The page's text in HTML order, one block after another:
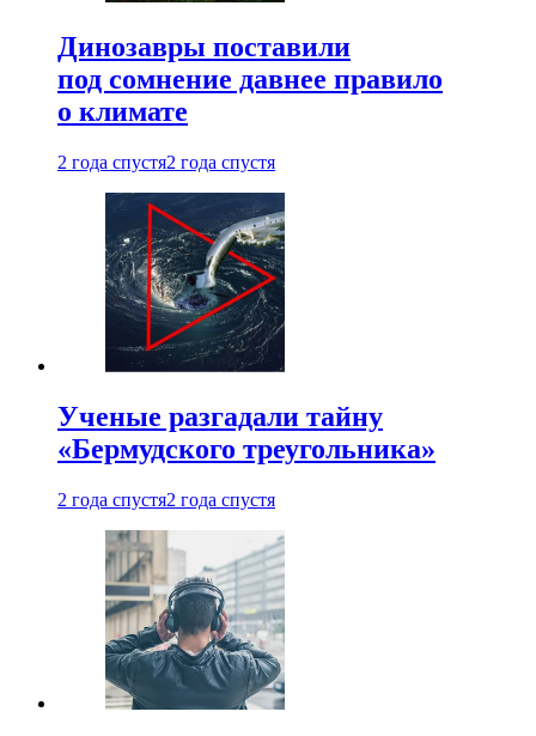
Динозавры поставили
под сомнение давнее правило
о климате
2 года спустя2 года спустя
Ученые разгадали тайну
«Бермудского треугольника»
2 года спустя2 года спустя